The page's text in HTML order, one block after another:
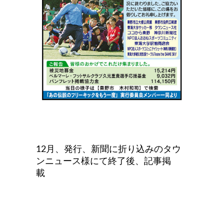
12月、発行、新聞に折り込みのタウ
ンニュース様にて終了後、記事掲
載